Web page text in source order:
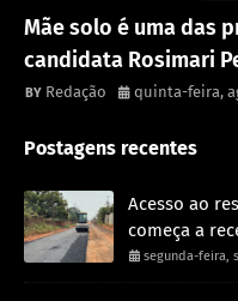
Mãe solo é uma das
candidata Rosimari
Redação quinta-feira,
Postagens recentes
Acesso ao
começa a
segunda-feira,